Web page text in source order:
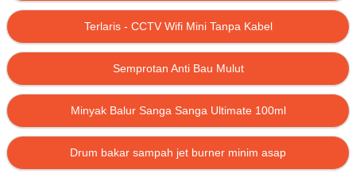
Terlaris - CCTV Wifi Mini Tanpa Kabel
Semprotan Anti Bau Mulut
Minyak Balur Sanga Sanga Ultimate 100ml
Drum bakar sampah jet burner minim asap